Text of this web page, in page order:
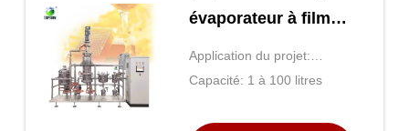
évaporateur à film
essuyé par voie
courte
Application du projet:
Produits
Capacité: 1 à 100 litres